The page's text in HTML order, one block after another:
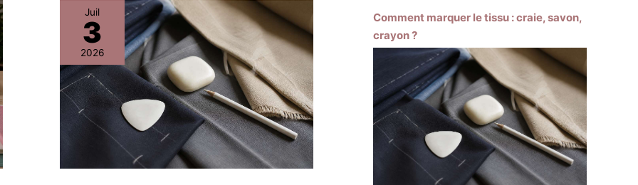
Juil
3
2026
Comment
marquer
tissu
:
craie,
savon,
Comment marquer le tissu : craie, savon,
crayon ?